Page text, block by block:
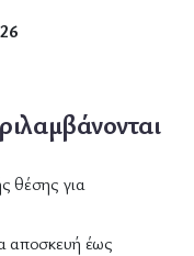
θέσης για
αποσκευή έως